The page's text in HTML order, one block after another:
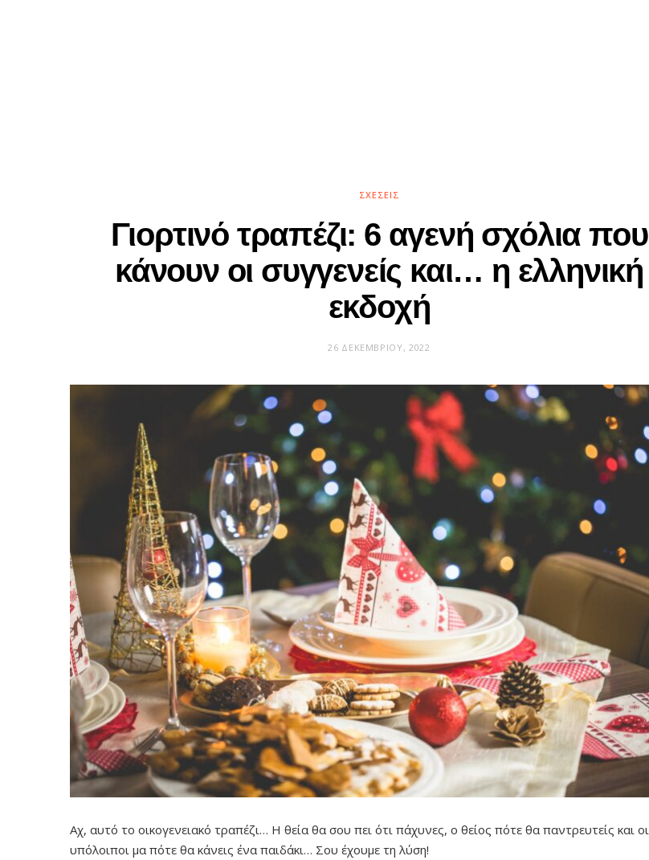
ΣΧΈΣΕΙΣ
Γιορτινό τραπέζι: 6 αγενή σχόλια που
κάνουν οι συγγενείς και… η ελληνική
εκδοχή
26 ΔΕΚΕΜΒΡΊΟΥ, 2022
Αχ, αυτό το οικογενειακό τραπέζι… Η θεία θα σου πει ότι πάχυνες, ο θείος πότε θα παντρευτείς και οι
υπόλοιποι μα πότε θα κάνεις ένα παιδάκι… Σου έχουμε τη λύση!